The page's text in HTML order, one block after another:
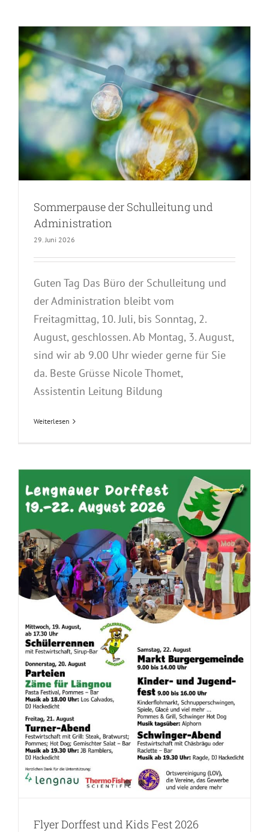
Sommerpause der Schulleitung und
Administration
29. Juni 2026
Guten Tag Das Büro der Schulleitung und
der Administration bleibt vom
Freitagmittag, 10. Juli, bis Sonntag, 2.
August, geschlossen. Ab Montag, 3. August,
sind wir ab 9.00 Uhr wieder gerne für Sie
da. Beste Grüsse Nicole Thomet,
Assistentin Leitung Bildung
Weiterlesen
Flyer Dorffest und Kids Fest 2026